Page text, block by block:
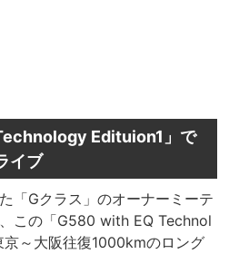
Edituion1」で
イブ
「Gクラス」のオーナーミーテ
この「G580 with EQ Technol
～大阪往復1000kmのロング